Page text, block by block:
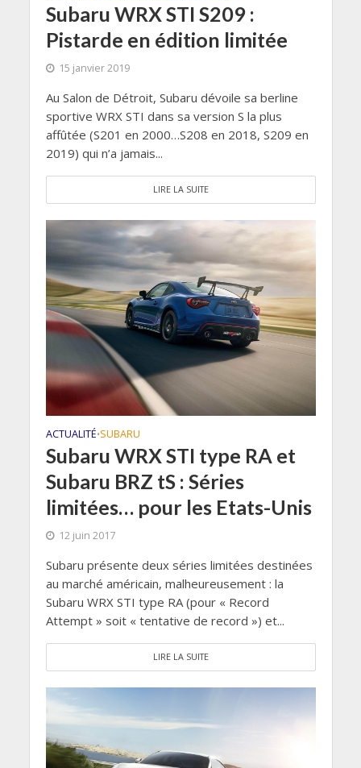
Subaru WRX STI S209 :
Pistarde en édition limitée
15 janvier 2019
Au Salon de Détroit, Subaru dévoile sa berline
sportive WRX STI dans sa version S la plus
affûtée (S201 en 2000…S208 en 2018, S209 en
2019) qui n’a jamais...
LIRE LA SUITE
ACTUALITÉ•SUBARU
Subaru WRX STI type RA et
Subaru BRZ tS : Séries
limitées… pour les Etats-Unis
12 juin 2017
Subaru présente deux séries limitées destinées
au marché américain, malheureusement : la
Subaru WRX STI type RA (pour « Record
Attempt » soit « tentative de record ») et...
LIRE LA SUITE